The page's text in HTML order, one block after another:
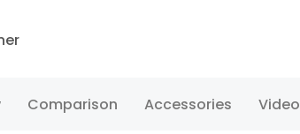
Comparison Accessories Video